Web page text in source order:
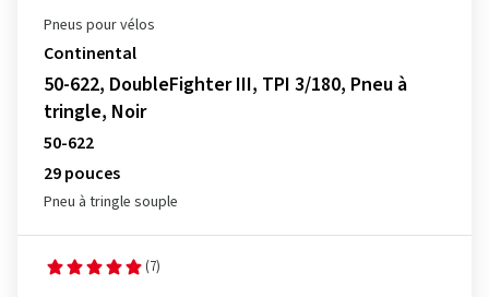
Pneus pour vélos
Continental
50-622, DoubleFighter III, TPI 3/180, Pneu à
tringle, Noir
50-622
29 pouces
Pneu à tringle souple
(7)